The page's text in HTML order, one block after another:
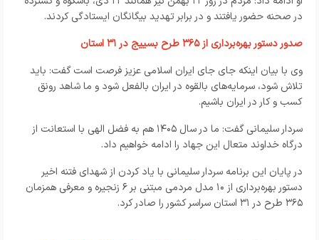
در صحنه حضور یافتند و در برابر تهدید بیگانگان ایستادگی کردند.
صدور دستور بهره‌برداری از ۳۶۵ طرح بسییج در ۳۱ استان
وی با بیان اینکه جای جای ایران اسلامی عزیز فرصت است گفت: باید
تلاش شود، سرمایه‌های بالقوه در ایران بالفعل شود و ما شاهد رونق
کسب و کار در ایران باشیم.
سردار سلیمانی گفت: ما در سال ۱۴۰۵ هم به فضل الهی با استعانت از
درگاه خداوند متعال این جهاد را ادامه خواهیم داد.
در پایان این برنامه سردار سلیمانی با یاد کردن از شهدای فتنه اخیر
دستور بهره‌برداری از ۱۰ مدل مردمی مبتنی بر ۶ زنجیره و معرفی همزمان
۳۶۵ طرح در ۳۱ استان سراسر کشور را صادر کرد.